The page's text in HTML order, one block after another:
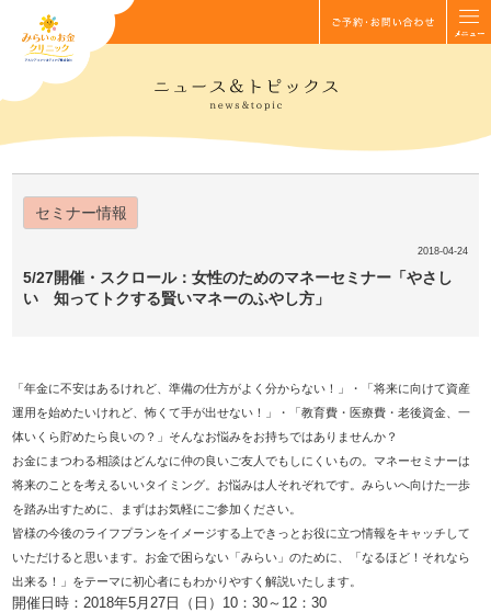
セミナー情報
5/27開催・スクロール：女性のためのマネーセミナー「やさし
い 知ってトクする賢いマネーのふやし方」
2018-04-24
「年金に不安はあるけれど、準備の仕方がよく分からない！」・「将来に向けて資産
運用を始めたいけれど、怖くて手が出せない！」・「教育費・医療費・老後資金、一
体いくら貯めたら良いの？」そんなお悩みをお持ちではありませんか？
お金にまつわる相談はどんなに仲の良いご友人でもしにくいもの。マネーセミナーは
将来のことを考えるいいタイミング。お悩みは人それぞれです。みらいへ向けた一歩
を踏み出すために、まずはお気軽にご参加ください。
皆様の今後のライフプランをイメージする上できっとお役に立つ情報をキャッチして
いただけると思います。お金で困らない「みらい」のために、「なるほど！それなら
出来る！」をテーマに初心者にもわかりやすく解説いたします。
開催日時：2018年5月27日（日）10：30～12：30